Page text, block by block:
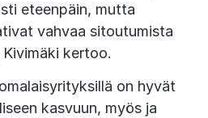
eteenpäin, mutta
vahvaa sitoutumista
kertoo.
on hyvät
kasvuun, myös ja